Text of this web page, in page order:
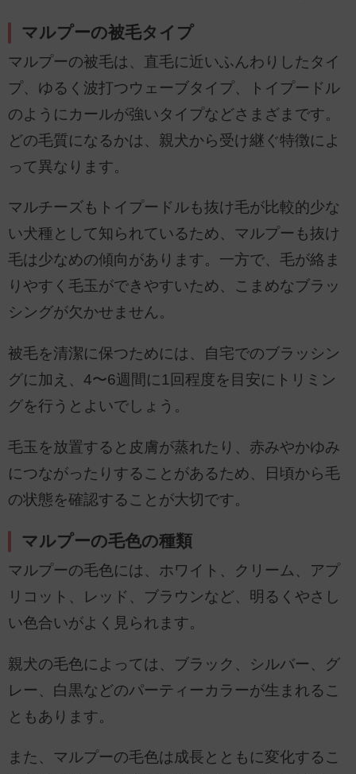
マルプーの被毛タイプ
マルプーの被毛は、直毛に近いふんわりしたタイ
プ、ゆるく波打つウェーブタイプ、トイプードル
のようにカールが強いタイプなどさまざまです。
どの毛質になるかは、親犬から受け継ぐ特徴によ
って異なります。
マルチーズもトイプードルも抜け毛が比較的少な
い犬種として知られているため、マルプーも抜け
毛は少なめの傾向があります。一方で、毛が絡ま
りやすく毛玉ができやすいため、こまめなブラッ
シングが欠かせません。
被毛を清潔に保つためには、自宅でのブラッシン
グに加え、4〜6週間に1回程度を目安にトリミン
グを行うとよいでしょう。
毛玉を放置すると皮膚が蒸れたり、赤みやかゆみ
につながったりすることがあるため、日頃から毛
の状態を確認することが大切です。
マルプーの毛色の種類
マルプーの毛色には、ホワイト、クリーム、アプ
リコット、レッド、ブラウンなど、明るくやさし
い色合いがよく見られます。
親犬の毛色によっては、ブラック、シルバー、グ
レー、白黒などのパーティーカラーが生まれるこ
ともあります。
また、マルプーの毛色は成長とともに変化するこ